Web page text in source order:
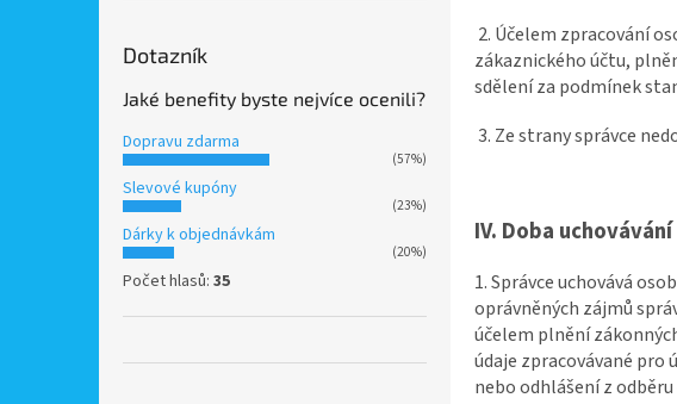
Dotazník
Jaké benefity byste nejvíce ocenili?
Dopravu zdarma
(57%)
Slevové kupóny
(23%)
Dárky k objednávkám
(20%)
Počet hlasů: 35
2. Účelem zpracování
zákaznického účtu,
sdělení za podmínek
3. Ze strany správce
IV. Doba
1. Správce uchovává
oprávněných zájmů
účelem plnění
údaje zpracovávané pro
nebo odhlášení z